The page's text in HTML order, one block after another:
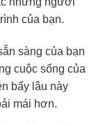
của bạn.
sàng của bạn
cuộc sống của
bấy lâu này
mái hơn.